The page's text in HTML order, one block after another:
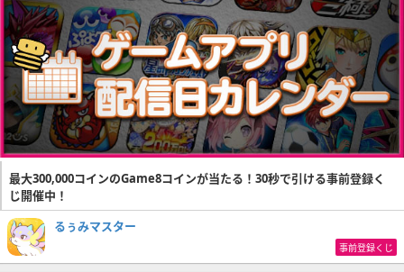
最大300,000コインのGame8コインが当たる！30秒で引ける事前登録く
じ開催中！
るぅみマスター
事前登録くじ